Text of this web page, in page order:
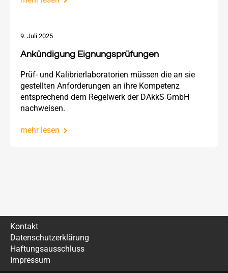
9. Juli 2025
Ankündigung Eignungsprüfungen
Prüf- und Kalibrierlaboratorien müssen die an sie
gestellten Anforderungen an ihre Kompetenz
entsprechend dem Regelwerk der DAkkS GmbH
nachweisen.
mehr lesen
Kontakt
Datenschutzerklärung
Haftungsausschluss
Impressum